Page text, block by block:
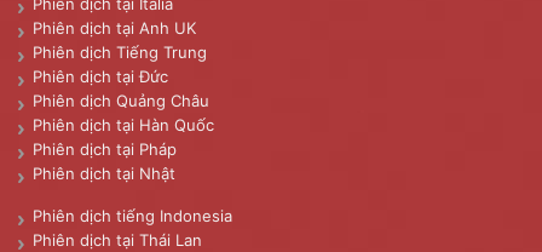
Phiên dịch tại Anh UK
Phiên dịch Tiếng Trung
Phiên dịch tại Đức
Phiên dịch Quảng Châu
Phiên dịch tại Hàn Quốc
Phiên dịch tại Pháp
Phiên dịch tại Nhật
Phiên dịch tiếng Indonesia
Phiên dịch tại Thái Lan